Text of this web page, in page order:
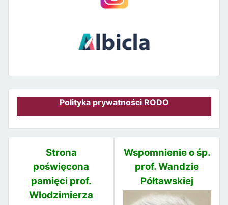
Polityka prywatności RODO
Strona
poświęcona
pamięci prof.
Włodzimierza
Wspomnienie o śp.
prof. Wandzie
Półtawskiej